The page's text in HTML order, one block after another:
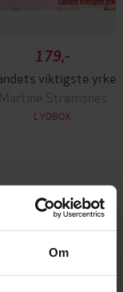
Om
179,-
viktigste yrke
Martine Strømsnes
LYDBOK
Premium